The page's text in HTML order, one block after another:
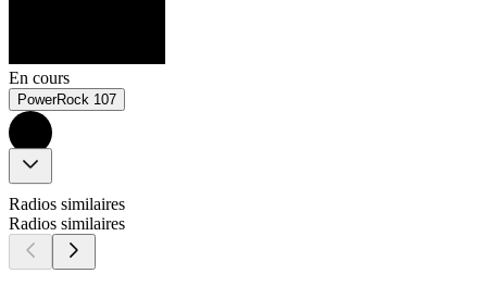
En cours
PowerRock 107
Radios similaires
Radios similaires